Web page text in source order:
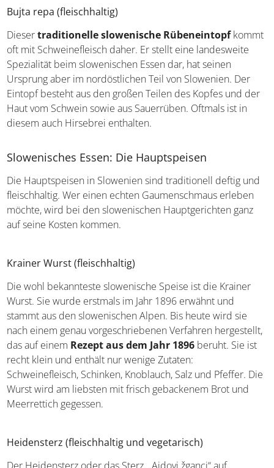
Bujta repa (fleischhaltig)
Dieser traditionelle slowenische Rübeneintopf
kommt oft mit Schweinefleisch daher. Er stellt eine
landesweite Spezialität beim slowenischen Essen dar, hat
seinen Ursprung aber im nordöstlichen Teil von
Slowenien. Der Eintopf besteht aus den großen Teilen
des Kopfes und der Haut vom Schwein sowie aus
Sauerrüben. Oftmals ist in diesem auch Hirsebrei
Slowenisches Essen: Die Hauptspeisen
Die Hauptspeisen in Slowenien sind traditionell deftig
und fleischhaltig. Wer einen echten Gaumenschmaus
erleben möchte, wird bei den slowenischen
Krainer Wurst (fleischhaltig)
Die wohl bekannteste slowenische Speise ist die Krainer
Wurst. Sie wurde erstmals im Jahr 1896 erwähnt und
stammt aus den slowenischen Alpen. Bis heute wird sie
nach einem genau vorgeschriebenen Verfahren
hergestellt, das auf einem Rezept aus dem Jahr 1896
beruht. Sie ist recht klein und enthält nur wenige Zutaten:
Schweinefleisch, Schinken, Knoblauch, Salz und Pfeffer.
Die Wurst wird am liebsten mit frisch gebackenem Brot
Heidensterz (fleischhaltig und vegetarisch)